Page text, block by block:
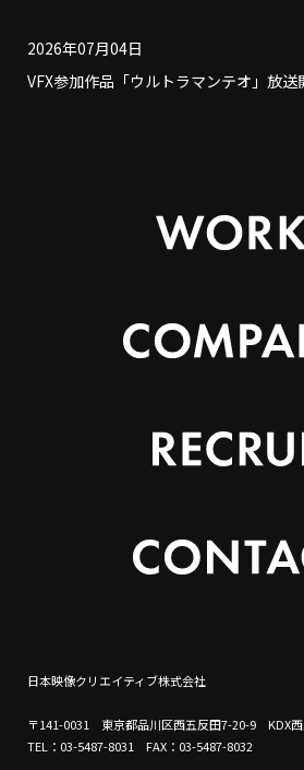
2026年07月04日
VFX参加作品「ウルトラマンテオ」放送
日本映像クリエイティブ株式会社
〒141-0031 東京都品川区西五反田7-20-9 KDX西
TEL：03-5487-8031 FAX：03-5487-8032